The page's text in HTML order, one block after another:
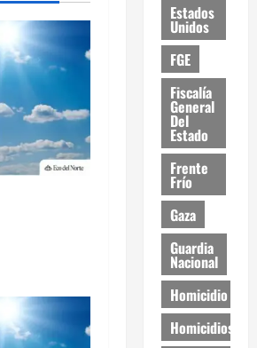
Estados
Unidos
FGE
Fiscalía
General
Del
Estado
Frente
Frío
Gaza
Guardia
Nacional
Homicidio
Homicidios